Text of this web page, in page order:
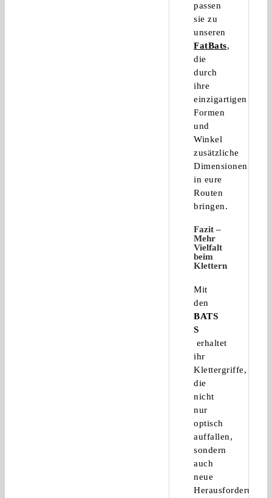
passen
sie zu
unseren
FatBats,
die
durch
ihre
einzigartigen
Formen
und
Winkel
zusätzliche
Dimensionen
in eure
Routen
bringen.
Fazit –
Mehr
Vielfalt
beim
Klettern
Mit
den
BATS
S
erhaltet
ihr
Klettergriffe,
die
nicht
nur
optisch
auffallen,
sondern
auch
neue
Herausforderungen